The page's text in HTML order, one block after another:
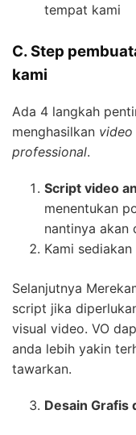
tempat kami
C. Step
kami
Ada 4 langkah
menghasilkan video
professional.
Script video
menentukan
nantinya akan
Kami sediakan
Selanjutnya
script jika
visual video. VO
anda lebih yakin
tawarkan.
Desain Grafis